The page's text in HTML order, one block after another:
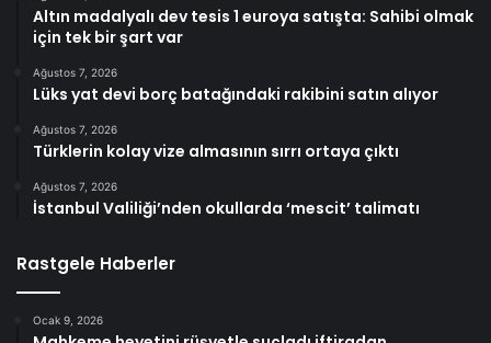
Altın madalyalı dev tesis 1 euroya satışta: Sahibi olmak
için tek bir şart var
Ağustos 7, 2026
Lüks yat devi borç batağındaki rakibini satın alıyor
Ağustos 7, 2026
Türklerin kolay vize almasının sırrı ortaya çıktı
Ağustos 7, 2026
İstanbul Valiliği’nden okullarda ‘mescit’ talimatı
Rastgele Haberler
Ocak 9, 2026